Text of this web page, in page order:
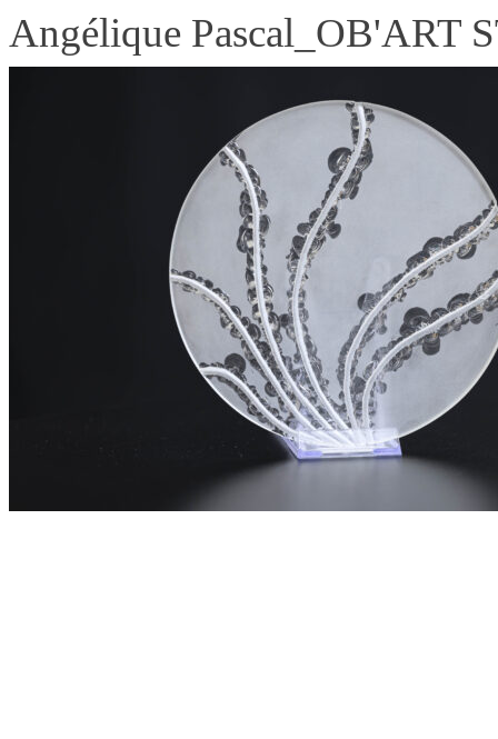
Angélique Pascal_OB'ART